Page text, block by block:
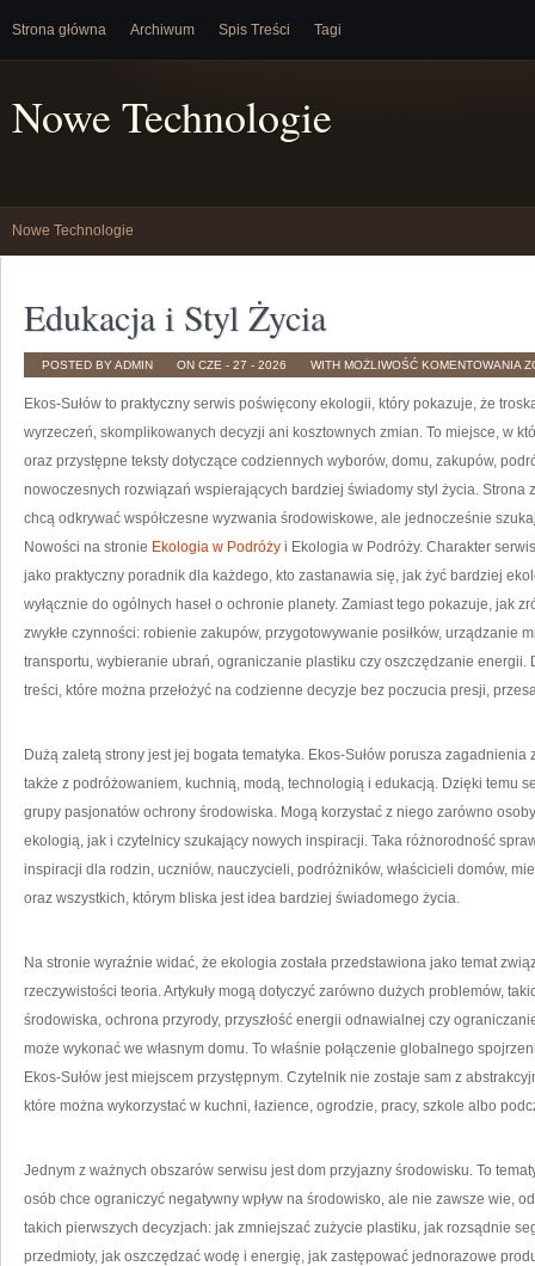
Strona główna Archiwum Spis Treści Tagi
Nowe Technologie
Nowe Technologie
Edukacja i Styl Życia
POSTED BY ADMIN ON CZE - 27 - 2026 WITH MOŻLIWOŚĆ KOMENTOWANIA
I
Ekos-Sułów to praktyczny serwis poświęcony ekologii, który pokazuje, że
wyrzeczeń, skomplikowanych decyzji ani kosztownych zmian. To miejsce, w
oraz przystępne teksty dotyczące codziennych wyborów, domu, zakupów,
nowoczesnych rozwiązań wspierających bardziej świadomy styl życia. Strona
chcą odkrywać współczesne wyzwania środowiskowe, ale jednocześnie
Nowości na stronie Ekologia w Podróży i Ekologia w Podróży. Charakter
jako praktyczny poradnik dla każdego, kto zastanawia się, jak żyć bardziej
wyłącznie do ogólnych haseł o ochronie planety. Zamiast tego pokazuje, jak
zwykłe czynności: robienie zakupów, przygotowywanie posiłków, urządzanie
transportu, wybieranie ubrań, ograniczanie plastiku czy oszczędzanie energii.
treści, które można przełożyć na codzienne decyzje bez poczucia presji,
Dużą zaletą strony jest jej bogata tematyka. Ekos-Sułów porusza
także z podróżowaniem, kuchnią, modą, technologią i edukacją. Dzięki temu
grupy pasjonatów ochrony środowiska. Mogą korzystać z niego zarówno
ekologią, jak i czytelnicy szukający nowych inspiracji. Taka różnorodność
inspiracji dla rodzin, uczniów, nauczycieli, podróżników, właścicieli domów,
oraz wszystkich, którym bliska jest idea bardziej świadomego życia.
Na stronie wyraźnie widać, że ekologia została przedstawiona jako temat
rzeczywistości teoria. Artykuły mogą dotyczyć zarówno dużych problemów,
środowiska, ochrona przyrody, przyszłość energii odnawialnej czy
może wykonać we własnym domu. To właśnie połączenie globalnego
Ekos-Sułów jest miejscem przystępnym. Czytelnik nie zostaje sam z
które można wykorzystać w kuchni, łazience, ogrodzie, pracy, szkole albo
Jednym z ważnych obszarów serwisu jest dom przyjazny środowisku. To
osób chce ograniczyć negatywny wpływ na środowisko, ale nie zawsze wie,
takich pierwszych decyzjach: jak zmniejszać zużycie plastiku, jak rozsądnie
przedmioty, jak oszczędzać wodę i energię, jak zastępować jednorazowe